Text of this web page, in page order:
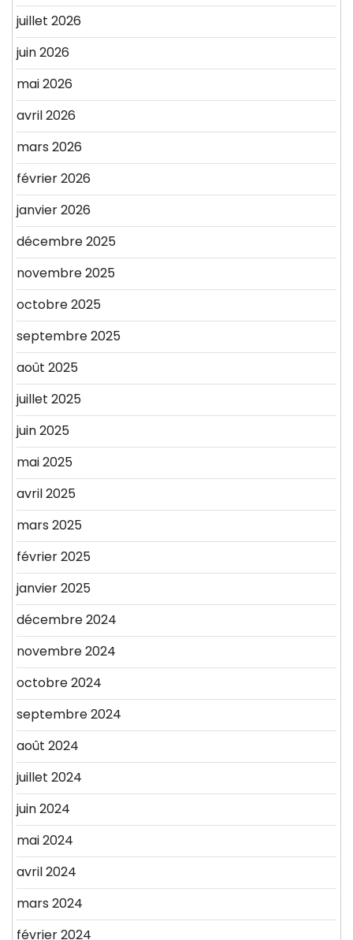
juillet 2026
juin 2026
mai 2026
avril 2026
mars 2026
février 2026
janvier 2026
décembre 2025
novembre 2025
octobre 2025
septembre 2025
août 2025
juillet 2025
juin 2025
mai 2025
avril 2025
mars 2025
février 2025
janvier 2025
décembre 2024
novembre 2024
octobre 2024
septembre 2024
août 2024
juillet 2024
juin 2024
mai 2024
avril 2024
mars 2024
février 2024